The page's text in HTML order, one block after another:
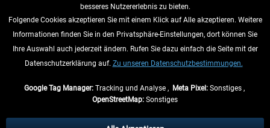
VERTRAG WIDERRUFEN
INFORMATIONEN
besseres Nutzererlebnis zu bieten.
Folgende Cookies akzeptieren Sie mit einem Klick auf Alle akzeptieren. Weitere
Informationen finden Sie in den Privatsphäre-Einstellungen, dort können Sie
Ihre Auswahl auch jederzeit ändern. Rufen Sie dazu einfach die Seite mit der
Datenschutzerklärung auf. Zu unseren Datenschutzbestimmungen.
Google Tag Manager:Tracking und Analyse , Meta Pixel:Sonstiges ,
OpenStreetMap: Sonstiges